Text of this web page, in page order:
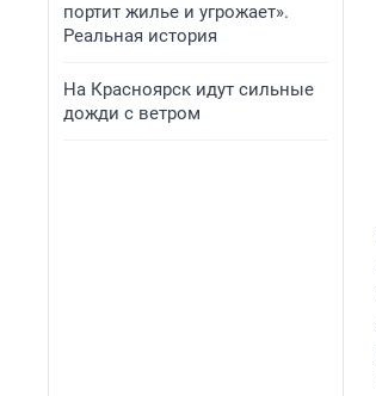
портит жилье и угрожает».
Реальная история
На Красноярск идут сильные
дожди с ветром